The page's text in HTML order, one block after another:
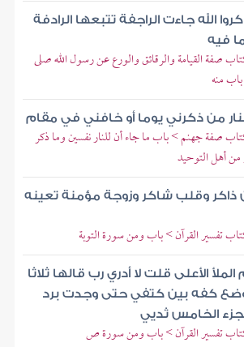
الله جاءت الراجفة تتبعها الرادفة
فيه
صفة القيامة والرقائق والورع عن رسول الله صلى
منه
من ذكرني يوما أو خافني في مقام
صفة جهنم > باب ما جاء أن للنار نفسين وما ذكر
أهل التوحيد
ذاكر وقلب شاكر وزوجة مؤمنة تعينه
تفسير القرآن > باب ومن سورة التوبة
الأعلى قلت لا أدري رب قالها ثلاثا
وضع كفه بين كتفي حتى وجدت برد
الخامس ثديي
تفسير القرآن > باب ومن سورة ص